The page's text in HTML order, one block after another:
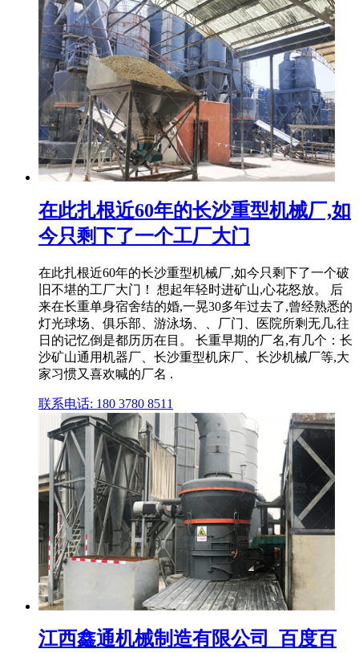
在此扎根近60年的长沙重型机械厂,如
今只剩下了一个工厂大门
在此扎根近60年的长沙重型机械厂,如今只剩下了一个破
旧不堪的工厂大门！ 想起年轻时进矿山,心花怒放。 后
来在长重单身宿舍结的婚,一晃30多年过去了,曾经熟悉的
灯光球场、俱乐部、游泳场、、厂门、医院所剩无几,往
日的记忆倒是都历历在目。 长重早期的厂名,有几个：长
沙矿山通用机器厂、长沙重型机床厂、长沙机械厂等,大
家习惯又喜欢喊的厂名 .
联系电话: 180 3780 8511
江西鑫通机械制造有限公司_百度百